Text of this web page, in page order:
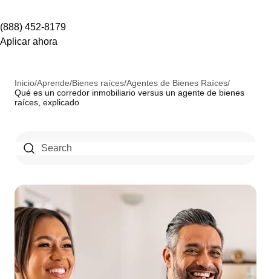
(888) 452-8179
Aplicar ahora
Inicio/Aprende/Bienes raíces/Agentes de Bienes Raíces/
Qué es un corredor inmobiliario versus un agente de bienes
raíces, explicado